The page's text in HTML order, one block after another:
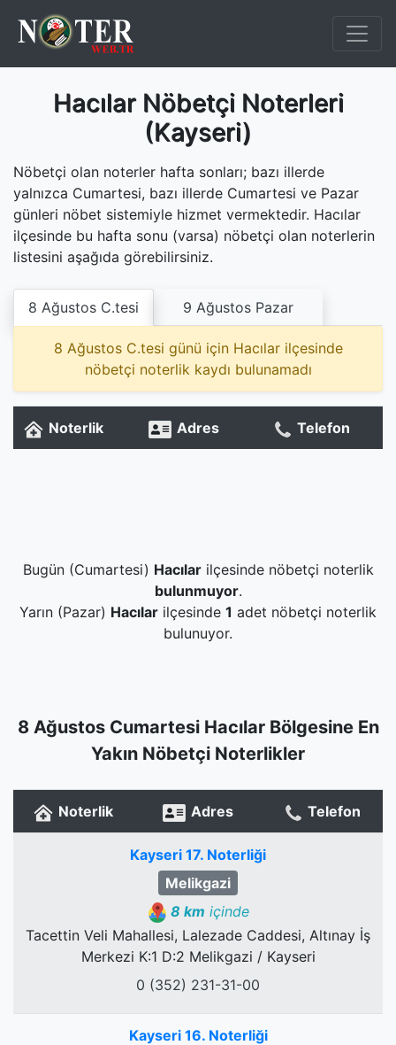
Hacılar Nöbetçi Noterleri
(Kayseri)
Nöbetçi olan noterler hafta sonları; bazı illerde
yalnızca Cumartesi, bazı illerde Cumartesi ve Pazar
günleri nöbet sistemiyle hizmet vermektedir. Hacılar
ilçesinde bu hafta sonu (varsa) nöbetçi olan noterlerin
listesini aşağıda görebilirsiniz.
8 Ağustos C.tesi 9 Ağustos Pazar
8 Ağustos C.tesi günü için Hacılar ilçesinde
nöbetçi noterlik kaydı bulunamadı
Noterlik Adres Telefon
Bugün (Cumartesi) Hacılarilçesinde nöbetçi noterlik
bulunmuyor.
Yarın (Pazar) Hacılar ilçesinde 1 adet nöbetçi noterlik
bulunuyor.
8 Ağustos Cumartesi Hacılar Bölgesine En
Yakın Nöbetçi Noterlikler
Noterlik Adres Telefon
Kayseri 17. Noterliği
Melikgazi
8 km içinde
Tacettin Veli Mahallesi, Lalezade Caddesi, Altınay İş
Merkezi K:1 D:2 Melikgazi / Kayseri
0 (352) 231-31-00
Kayseri 16. Noterliği